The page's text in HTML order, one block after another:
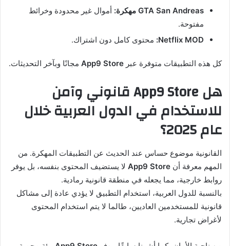
GTA San Andreas مهكرة:
أموال غير محدودة وخرائط
مفتوحة.
Netflix MOD: محتوى كامل دون اشتراك.
كل هذه التطبيقات متوفرة عبر App9 Store مجانًا وبآخر التحديثات.
هل App9 Store قانوني وآمن
للاستخدام في الدول العربية خلال
عام 2025؟
القانونية موضوع حساس عند الحديث عن التطبيقات المهكرة. من
المهم معرفة أن App9 Store لا يستضيف المحتوى بنفسه، بل يوفر
روابط خارجية، مما يجعله في منطقة قانونية رمادية.
بالنسبة للدول العربية، استخدام التطبيق لا يؤدي عادة إلى مشاكل
قانونية للمستخدمين العاديين، طالما لا يتم استخدام المحتوى
لأغراض تجارية.